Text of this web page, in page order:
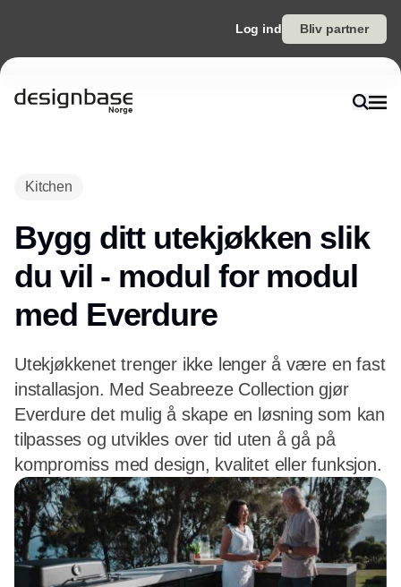
Log ind Bliv partner
Kitchen
Bygg ditt utekjøkken slik
du vil - modul for modul
med Everdure
Utekjøkkenet trenger ikke lenger å være en fast
installasjon. Med Seabreeze Collection gjør
Everdure det mulig å skape en løsning som kan
tilpasses og utvikles over tid uten å gå på
kompromiss med design, kvalitet eller funksjon.